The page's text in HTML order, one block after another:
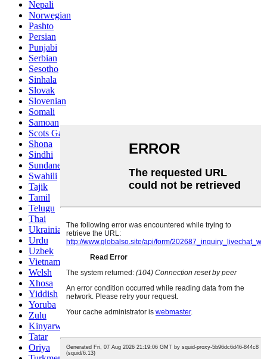
Nepali
Norwegian
Pashto
Persian
Punjabi
Serbian
Sesotho
Sinhala
Slovak
Slovenian
Somali
Samoan
Scots Gaelic
Shona
Sindhi
Sundanese
Swahili
Tajik
Tamil
Telugu
Thai
Ukrainian
Urdu
Uzbek
Vietnamese
Welsh
Xhosa
Yiddish
Yoruba
Zulu
Kinyarwanda
Tatar
Oriya